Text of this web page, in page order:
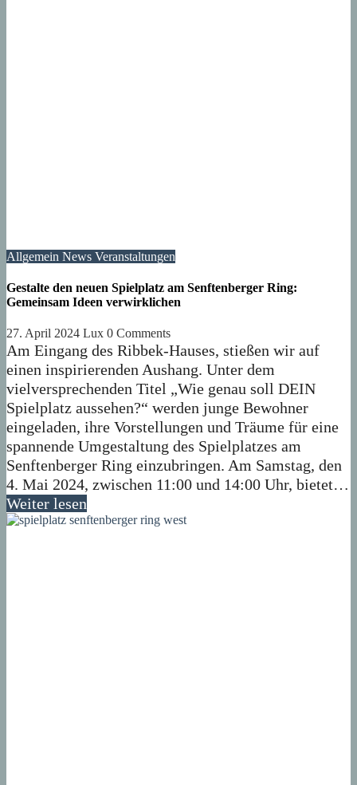
Allgemein News Veranstaltungen
Gestalte den neuen Spielplatz am Senftenberger Ring:
Gemeinsam Ideen verwirklichen
27. April 2024 Lux 0 Comments
Am Eingang des Ribbek-Hauses, stießen wir auf
einen inspirierenden Aushang. Unter dem
vielversprechenden Titel „Wie genau soll DEIN
Spielplatz aussehen?“ werden junge Bewohner
eingeladen, ihre Vorstellungen und Träume für eine
spannende Umgestaltung des Spielplatzes am
Senftenberger Ring einzubringen. Am Samstag, den
4. Mai 2024, zwischen 11:00 und 14:00 Uhr, bietet…
Weiter lesen